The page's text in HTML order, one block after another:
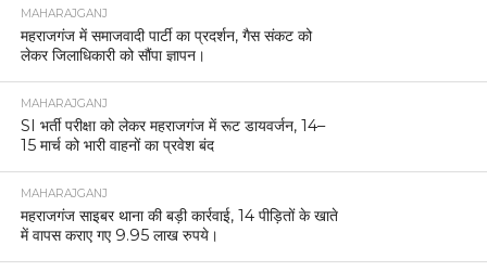
MAHARAJGANJ
महराजगंज में समाजवादी पार्टी का प्रदर्शन, गैस संकट को
लेकर जिलाधिकारी को सौंपा ज्ञापन।
MAHARAJGANJ
SI भर्ती परीक्षा को लेकर महराजगंज में रूट डायवर्जन, 14–
15 मार्च को भारी वाहनों का प्रवेश बंद
MAHARAJGANJ
महराजगंज साइबर थाना की बड़ी कार्रवाई, 14 पीड़ितों के खाते
में वापस कराए गए 9.95 लाख रुपये।